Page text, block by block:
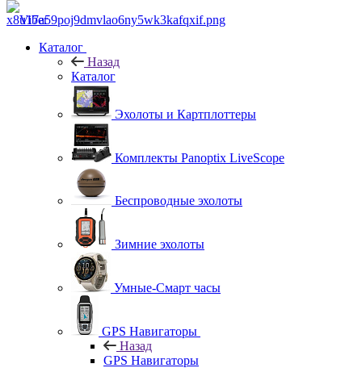
Viber
Каталог
Назад
Каталог
Эхолоты и Картплоттеры
Комплекты Panoptix LiveScope
Беспроводные эхолоты
Зимние эхолоты
Умные-Смарт часы
GPS Навигаторы
Назад
GPS Навигаторы